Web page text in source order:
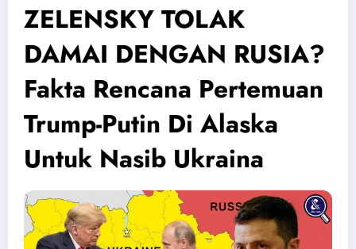
ZELENSKY TOLAK
DAMAI DENGAN RUSIA?
Fakta Rencana Pertemuan
Trump-Putin Di Alaska
Untuk Nasib Ukraina